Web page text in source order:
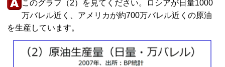
このグラフ（2）を見てください。ロシアが日量1000
万バレル近く、アメリカが約700万バレル近くの原油
を生産しています。